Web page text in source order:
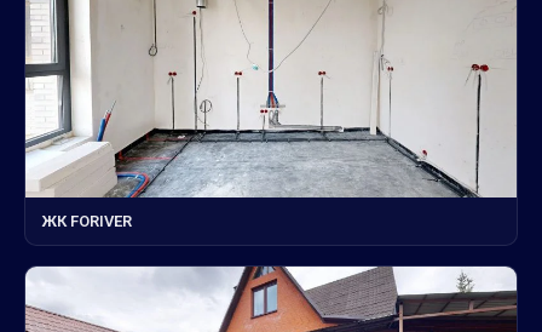
ЖК FORIVER